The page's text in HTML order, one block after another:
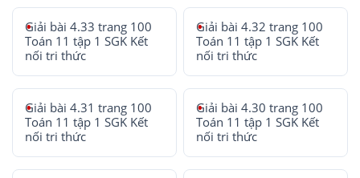
Giải bài 4.33 trang 100
Toán 11 tập 1 SGK Kết
nối tri thức
Giải bài 4.32 trang 100
Toán 11 tập 1 SGK Kết
nối tri thức
Giải bài 4.31 trang 100
Toán 11 tập 1 SGK Kết
nối tri thức
Giải bài 4.30 trang 100
Toán 11 tập 1 SGK Kết
nối tri thức